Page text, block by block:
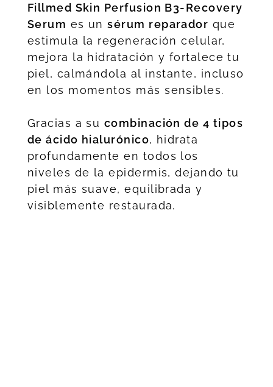
Fillmed Skin Perfusion B3-Recovery
Serum es unsérum reparador que
estimula la regeneración celular,
mejora la hidratación y fortalece tu
piel, calmándola al instante, incluso
en los momentos más sensibles.
Gracias a su combinación de 4 tipos
de ácido hialurónico, hidrata
profundamente en todos los
niveles de la epidermis, dejando tu
piel más suave, equilibrada y
visiblemente restaurada.